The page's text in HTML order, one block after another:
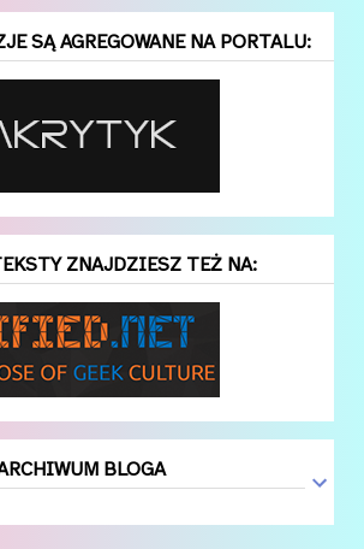
SĄ AGREGOWANE NA PORTALU:
ZNAJDZIESZ TEŻ NA:
BLOGA